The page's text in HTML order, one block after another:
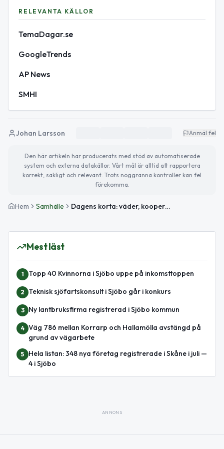
RELEVANTA KÄLLOR
TemaDagar.se
GoogleTrends
AP News
SMHI
Johan Larsson Anmäl fel
Den här artikeln har producerats med stöd av automatiserade
system och externa datakällor. Vårt mål är alltid att rapportera
korrekt, sakligt och relevant. Trots noggranna kontroller kan fel
förekomma.
Hem Samhälle Dagens korta: väder, kooperativdagen och internationella nyheter
Mest läst
1 Topp 40 Kvinnorna i Sjöbo uppe på inkomsttoppen
2 Teknisk sjöfartskonsult i Sjöbo går i konkurs
3 Ny lantbruksfirma registrerad i Sjöbo kommun
4 Väg 786 mellan Korrarp och Hallamölla avstängd på
grund av vägarbete
5
Hela listan: 348 nya företag registrerade i Skåne i juli —
4 i Sjöbo
ANNONS